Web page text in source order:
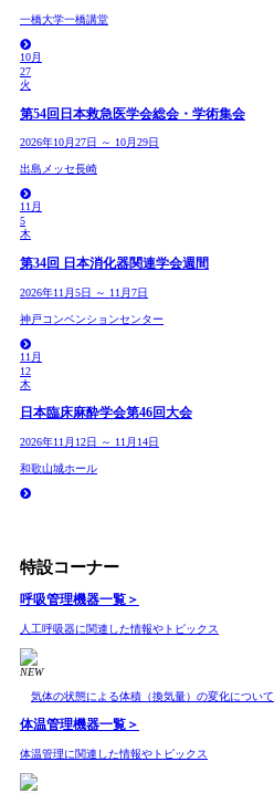
一橋大学一橋講堂
10月
27
火
第54回日本救急医学会総会・学術集会
2026年10月27日 ～ 10月29日
出島メッセ長崎
11月
5
木
第34回 日本消化器関連学会週間
2026年11月5日 ～ 11月7日
神戸コンベンションセンター
11月
12
木
日本臨床麻酔学会第46回大会
2026年11月12日 ～ 11月14日
和歌山城ホール
特設コーナー
呼吸管理機器一覧＞
人工呼吸器に関連した情報やトピックス
NEW
気体の状態による体積（換気量）の変化について
体温管理機器一覧＞
体温管理に関連した情報やトピックス